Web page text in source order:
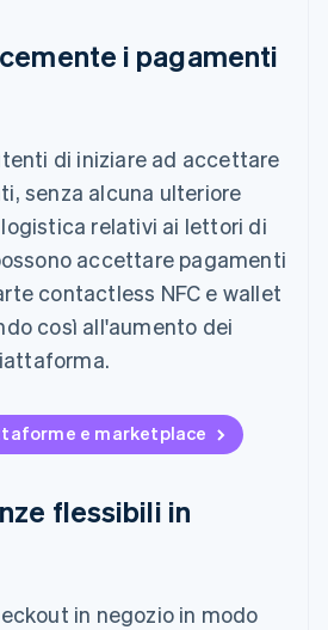
i pagamenti
di iniziare ad accettare
senza alcuna ulteriore
relativi ai lettori di
accettare pagamenti
contactless NFC e wallet
così all'aumento dei
e marketplace
flessibili in
in negozio in modo